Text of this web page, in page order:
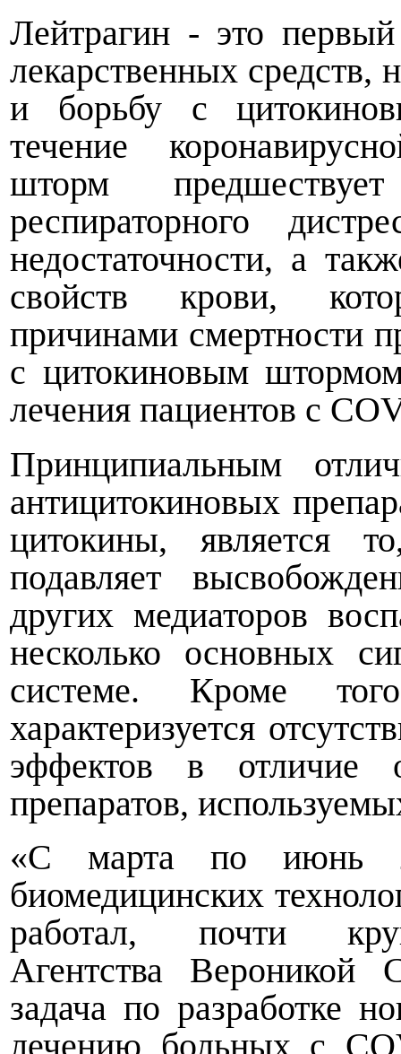
Лейтрагин - это первый
лекарственных средств,
и борьбу с
течение
шторм
респираторного
недостаточности, а
свойств крови,
причинами смертности
с цитокиновым
лечения пациентов с
Принципиальным
антицитокиновых
цитокины, является
подавляет
других медиаторов
несколько основных
системе. Кроме
характеризуется
эффектов в отличие
препаратов,
«С марта по июнь
биомедицинских
работал, почти
Агентства Вероникой
задача по разработке